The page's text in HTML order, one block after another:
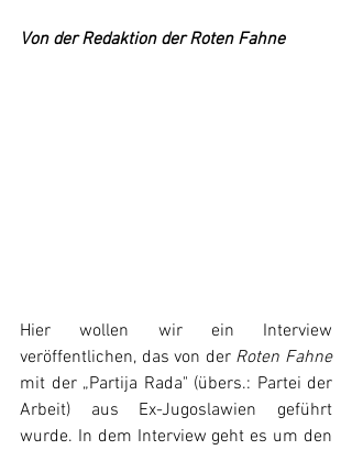
Von der Redaktion der Roten Fahne
Hier wollen wir ein Interview
veröffentlichen, das von der Roten Fahne
mit der „Partija Rada" (übers.: Partei der
Arbeit) aus Ex-Jugoslawien geführt
wurde. In dem Interview geht es um den